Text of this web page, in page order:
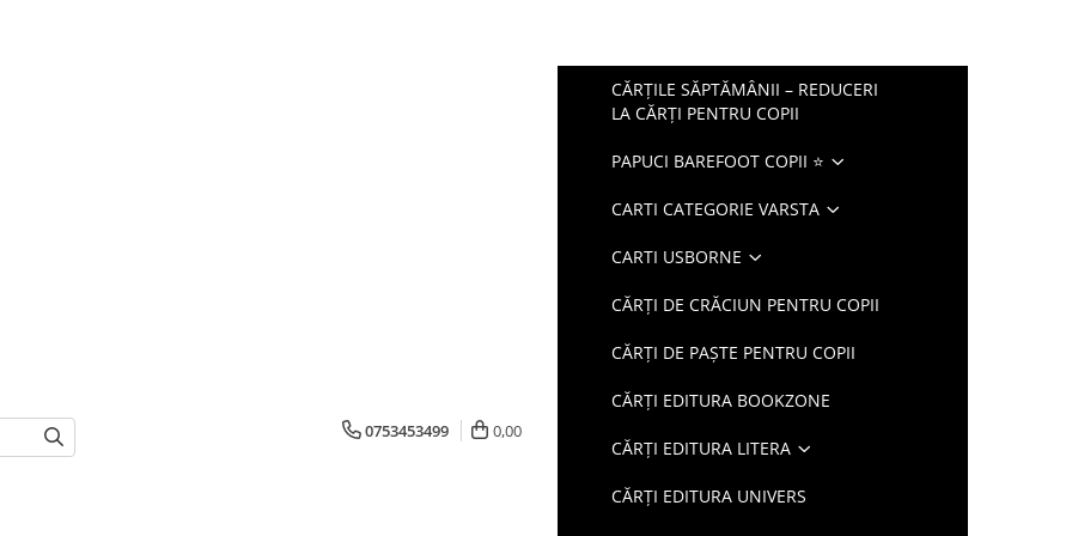
0753453499 0,00
CĂRȚILE SĂPTĂMÂNII – REDUCERI
LA CĂRȚI PENTRU COPII
PAPUCI BAREFOOT COPII ⭐
CARTI CATEGORIE VARSTA
CARTI USBORNE
CĂRȚI DE CRĂCIUN PENTRU COPII
CĂRȚI DE PAȘTE PENTRU COPII
CĂRȚI EDITURA BOOKZONE
CĂRȚI EDITURA LITERA
CĂRȚI EDITURA UNIVERS